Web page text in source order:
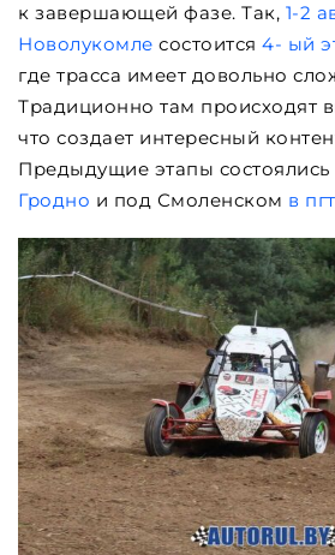
к завершающей фазе. Так, 1-2
Новолукомле состоится 4- ый
где трасса имеет довольно
Традиционно там происходят
что создает интересный
Предыдущие этапы состоялись
Гродно и под Смоленском в